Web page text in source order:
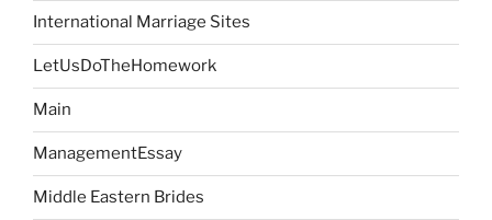
International Marriage Sites
LetUsDoTheHomework
Main
ManagementEssay
Middle Eastern Brides